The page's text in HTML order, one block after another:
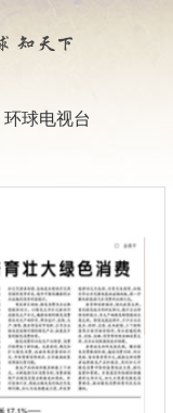
环球电视台